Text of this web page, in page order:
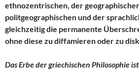
ethnozentrischen, der
politgeographischen und der
gleichzeitig die permanente
ohne diese zu diffamieren oder zu
Das Erbe der griechischen Philosophie ist